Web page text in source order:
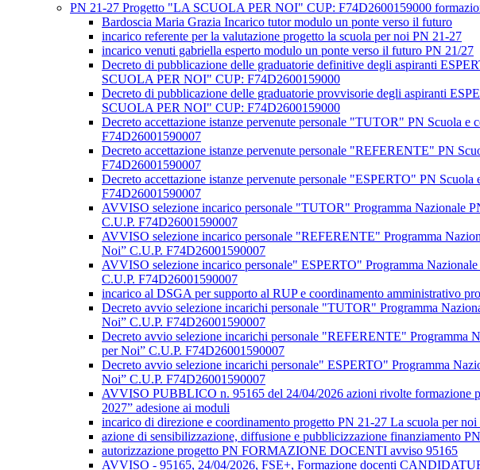
PN 21-27 Progetto "LA SCUOLA PER NOI" CUP: F74D2600159000
Bardoscia Maria Grazia Incarico tutor modulo un ponte verso il futuro
incarico referente per la valutazione progetto la scuola per noi PN 21-27
incarico venuti gabriella esperto modulo un ponte verso il futuro PN 21/27
Decreto di pubblicazione delle graduatorie definitive degli aspiranti
SCUOLA PER NOI" CUP: F74D2600159000
Decreto di pubblicazione delle graduatorie provvisorie degli aspiranti
SCUOLA PER NOI" CUP: F74D2600159000
Decreto accettazione istanze pervenute personale "TUTOR" PN Scuola
F74D26001590007
Decreto accettazione istanze pervenute personale "REFERENTE" PN
F74D26001590007
Decreto accettazione istanze pervenute personale "ESPERTO" PN
F74D26001590007
AVVISO selezione incarico personale "TUTOR" Programma Nazionale
C.U.P. F74D26001590007
AVVISO selezione incarico personale "REFERENTE" Programma
Noi” C.U.P. F74D26001590007
AVVISO selezione incarico personale" ESPERTO" Programma
C.U.P. F74D26001590007
incarico al DSGA per supporto al RUP e coordinamento amministrativo
Decreto avvio selezione incarichi personale "TUTOR" Programma
Noi” C.U.P. F74D26001590007
Decreto avvio selezione incarichi personale "REFERENTE" Programma
per Noi” C.U.P. F74D26001590007
Decreto avvio selezione incarichi personale" ESPERTO" Programma
Noi” C.U.P. F74D26001590007
AVVISO PUBBLICO n. 95165 del 24/04/2026 azioni rivolte formazione
2027” adesione ai moduli
incarico di direzione e coordinamento progetto PN 21-27 La scuola per
azione di sensibilizzazione, diffusione e pubblicizzazione finanziamento
autorizzazione progetto PN FORMAZIONE DOCENTI avviso 95165
AVVISO - 95165, 24/04/2026, FSE+, Formazione docenti